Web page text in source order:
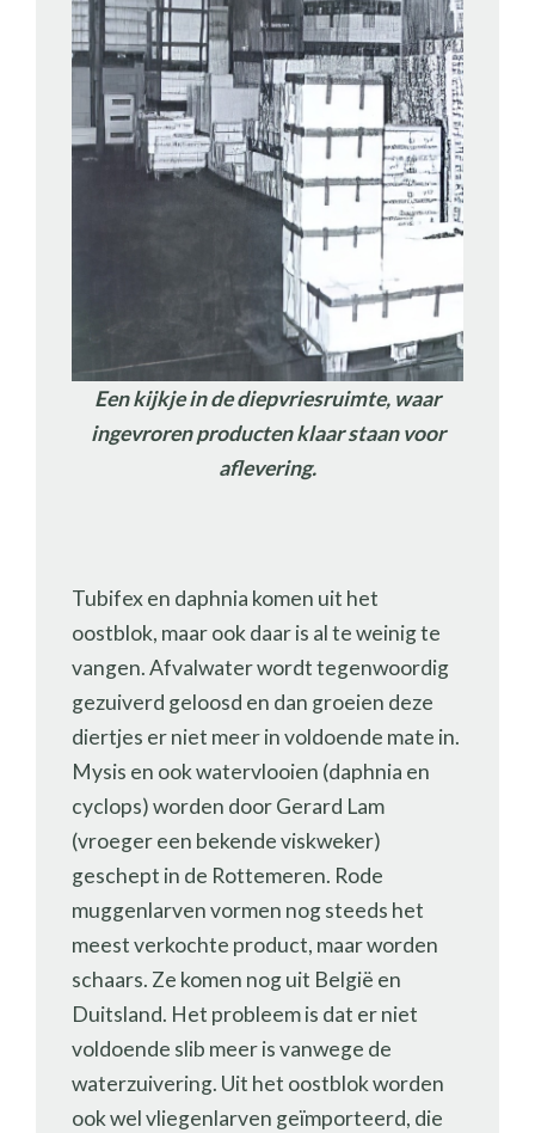
Een kijkje in de diepvriesruimte, waar
ingevroren producten klaar staan voor
aflevering.
Tubifex en daphnia komen uit het
oostblok, maar ook daar is al te weinig te
vangen. Afvalwater wordt tegenwoordig
gezuiverd geloosd en dan groeien deze
diertjes er niet meer in voldoende mate in.
Mysis en ook watervlooien (daphnia en
cyclops) worden door Gerard Lam
(vroeger een bekende viskweker)
geschept in de Rottemeren. Rode
muggenlarven vormen nog steeds het
meest verkochte product, maar worden
schaars. Ze komen nog uit België en
Duitsland. Het probleem is dat er niet
voldoende slib meer is vanwege de
waterzuivering. Uit het oostblok worden
ook wel vliegenlarven geïmporteerd, die